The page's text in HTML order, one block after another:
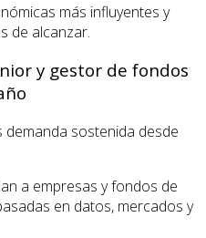
más influyentes y
de alcanzar.
y gestor de fondos
demanda sostenida desde
a empresas y fondos de
en datos, mercados y